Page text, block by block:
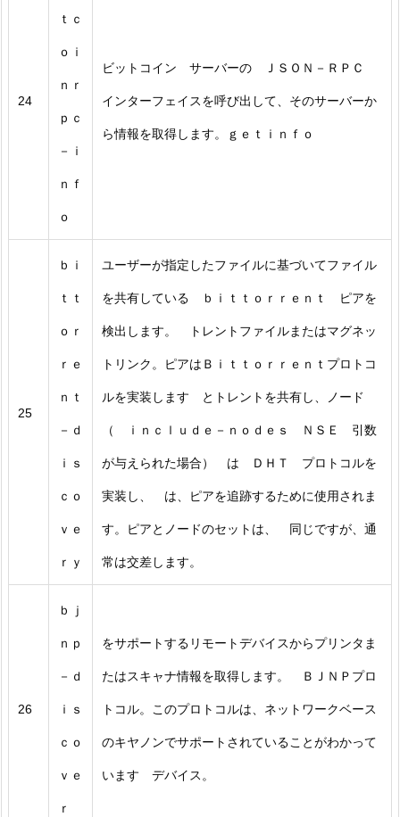
24
ｔｃ
ｏｉ
ｎｒ
ｐｃ
－ｉ
ｎｆ
ｏ
ビットコイン サーバーの ＪＳＯＮ－ＲＰＣ
インターフェイスを呼び出して、そのサーバーか
ら情報を取得します。ｇｅｔｉｎｆｏ
25
ｂｉ
ｔｔ
ｏｒ
ｒｅ
ｎｔ
－ｄ
ｉｓ
ｃｏ
ｖｅ
ｒｙ
ユーザーが指定したファイルに基づいてファイル
を共有している ｂｉｔｔｏｒｒｅｎｔ ピアを
検出します。 トレントファイルまたはマグネッ
トリンク。ピアはＢｉｔｔｏｒｒｅｎｔプロトコ
ルを実装します とトレントを共有し、ノード
（ ｉｎｃｌｕｄｅ－ｎｏｄｅｓ ＮＳＥ 引数
が与えられた場合） は ＤＨＴ プロトコルを
実装し、 は、ピアを追跡するために使用されま
す。ピアとノードのセットは、 同じですが、通
常は交差します。
26
ｂｊ
ｎｐ
－ｄ
ｉｓ
ｃｏ
ｖｅ
ｒ
をサポートするリモートデバイスからプリンタま
たはスキャナ情報を取得します。 ＢＪＮＰプロ
トコル。このプロトコルは、ネットワークベース
のキヤノンでサポートされていることがわかって
います デバイス。